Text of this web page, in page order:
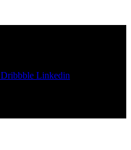
Dribbble Linkedin